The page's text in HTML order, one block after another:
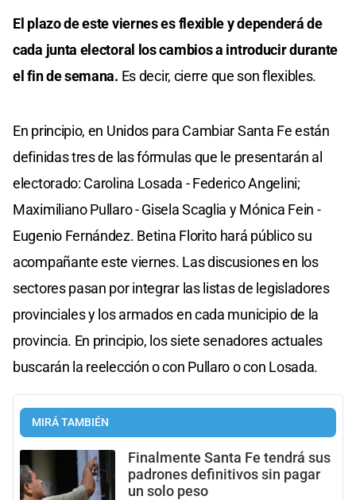
El plazo de este viernes es flexible y dependerá de
cada junta electoral los cambios a introducir durante
el fin de semana. Es decir, cierre que son flexibles.
En principio, en Unidos para Cambiar Santa Fe están
definidas tres de las fórmulas que le presentarán al
electorado: Carolina Losada - Federico Angelini;
Maximiliano Pullaro - Gisela Scaglia y Mónica Fein -
Eugenio Fernández. Betina Florito hará público su
acompañante este viernes. Las discusiones en los
sectores pasan por integrar las listas de legisladores
provinciales y los armados en cada municipio de la
provincia. En principio, los siete senadores actuales
buscarán la reelección o con Pullaro o con Losada.
MIRÁ TAMBIÉN
Finalmente Santa Fe tendrá sus
padrones definitivos sin pagar
un solo peso